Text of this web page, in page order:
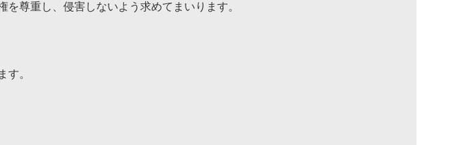
尊重し、侵害しないよう求めてまいります。
す。